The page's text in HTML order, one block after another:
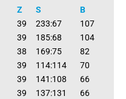
Z S
B
39 233:67
107
39 185:68
104
38 169:75
82
39 114:114
70
39 141:108
66
39 137:131
66